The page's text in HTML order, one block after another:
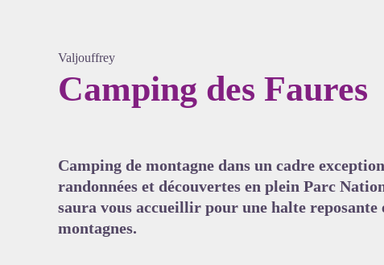
Valjouffrey
Camping des Faures
Camping de montagne dans un cadre
randonnées et découvertes en plein Parc
saura vous accueillir pour une halte
montagnes.